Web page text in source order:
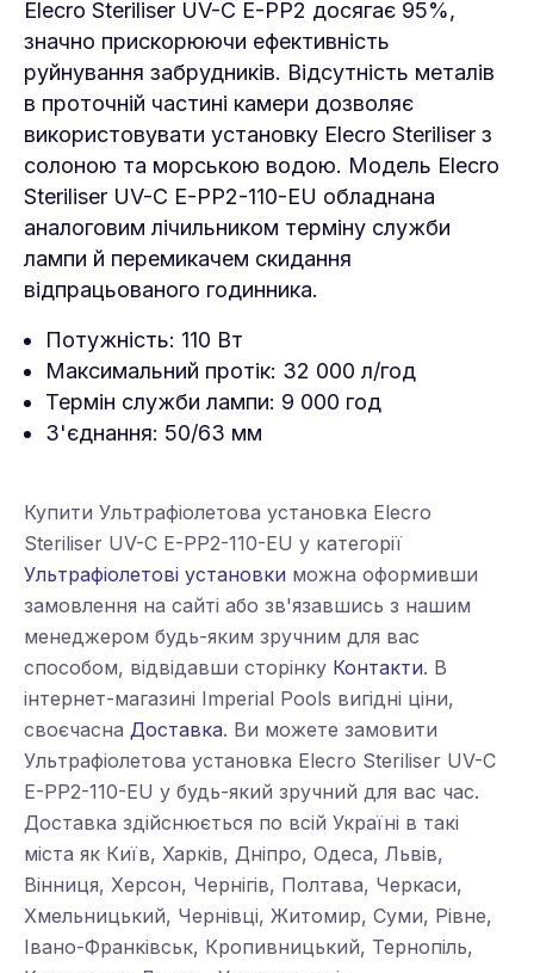
Elecro Steriliser UV-C E-PP2 досягає 95%,
значно прискорюючи ефективність
руйнування забрудників. Відсутність металів
в проточній частині камери дозволяє
використовувати установку Elecro Steriliser з
солоною та морською водою. Модель Elecro
Steriliser UV-C E-PP2-110-EU обладнана
аналоговим лічильником терміну служби
лампи й перемикачем скидання
відпрацьованого годинника.
Потужність: 110 Вт
Максимальний протік: 32 000 л/год
Термін служби лампи: 9 000 год
З'єднання: 50/63 мм
Купити Ультрафіолетова установка Elecro
Steriliser UV-C E-PP2-110-EU у категорії
Ультрафіолетові установки можна оформивши
замовлення на сайті або зв'язавшись з нашим
менеджером будь-яким зручним для вас
способом, відвідавши сторінку Контакти. В
інтернет-магазині Imperial Pools вигідні ціни,
своєчасна Доставка. Ви можете замовити
Ультрафіолетова установка Elecro Steriliser UV-C
E-PP2-110-EU у будь-який зручний для вас час.
Доставка здійснюється по всій Україні в такі
міста як Київ, Харків, Дніпро, Одеса, Львів,
Вінниця, Херсон, Чернігів, Полтава, Черкаси,
Хмельницький, Чернівці, Житомир, Суми, Рівне,
Івано-Франківськ, Кропивницький, Тернопіль,